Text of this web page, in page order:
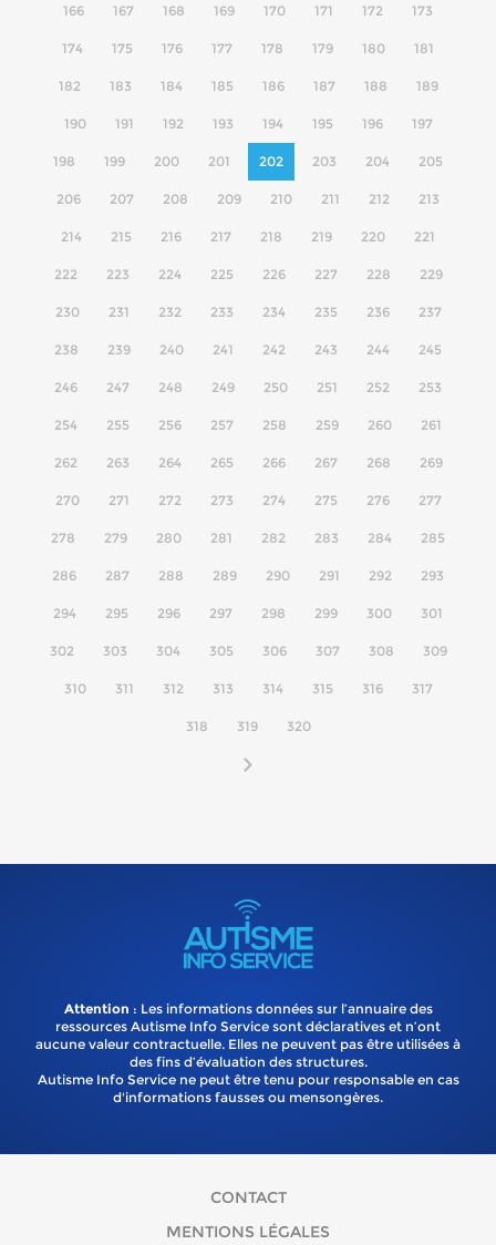
166 167 168 169 170 171 172 173
174 175 176 177 178 179 180 181
182 183 184 185 186 187 188 189
190 191 192 193 194 195 196 197
198 199 200 201 202 203 204 205
206 207 208 209 210 211 212 213
214 215 216 217 218 219 220 221
222 223 224 225 226 227 228 229
230 231 232 233 234 235 236 237
238 239 240 241 242 243 244 245
246 247 248 249 250 251 252 253
254 255 256 257 258 259 260 261
262 263 264 265 266 267 268 269
270 271 272 273 274 275 276 277
278 279 280 281 282 283 284 285
286 287 288 289 290 291 292 293
294 295 296 297 298 299 300 301
302 303 304 305 306 307 308 309
310 311 312 313 314 315 316 317
318 319 320
Attention : Les informations données sur l’annuaire des
ressources Autisme Info Service sont déclaratives et n’ont
aucune valeur contractuelle. Elles ne peuvent pas être utilisées à
des fins d’évaluation des structures.
Autisme Info Service ne peut être tenu pour responsable en cas
d'informations fausses ou mensongères.
CONTACT
MENTIONS LÉGALES